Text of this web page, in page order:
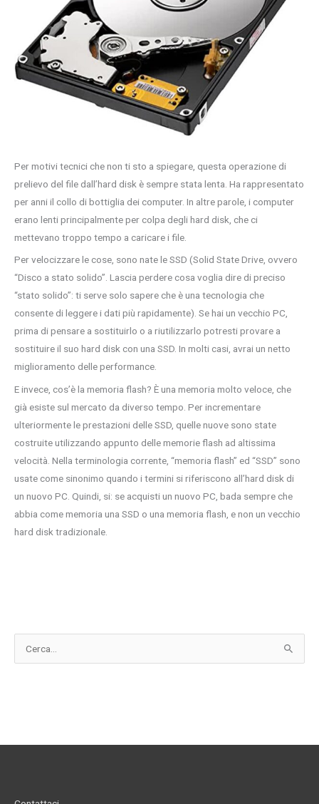
Per motivi tecnici che non ti sto a spiegare, questa operazione di
prelievo del file dall’hard disk è sempre stata lenta. Ha rappresentato
per anni il collo di bottiglia dei computer. In altre parole, i computer
erano lenti principalmente per colpa degli hard disk, che ci
mettevano troppo tempo a caricare i file.
Per velocizzare le cose, sono nate le SSD (Solid State Drive, ovvero
“Disco a stato solido”. Lascia perdere cosa voglia dire di preciso
“stato solido”: ti serve solo sapere che è una tecnologia che
consente di leggere i dati più rapidamente). Se hai un vecchio PC,
prima di pensare a sostituirlo o a riutilizzarlo potresti provare a
sostituire il suo hard disk con una SSD. In molti casi, avrai un netto
miglioramento delle performance.
E invece, cos’è la memoria flash? È una memoria molto veloce, che
già esiste sul mercato da diverso tempo. Per incrementare
ulteriormente le prestazioni delle SSD, quelle nuove sono state
costruite utilizzando appunto delle memorie flash ad altissima
velocità. Nella terminologia corrente, “memoria flash” ed “SSD” sono
usate come sinonimo quando i termini si riferiscono all’hard disk di
un nuovo PC. Quindi, si: se acquisti un nuovo PC, bada sempre che
abbia come memoria una SSD o una memoria flash, e non un vecchio
hard disk tradizionale.
e